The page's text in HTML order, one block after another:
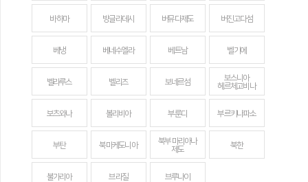
바하마 방글라데시 버뮤다제도 버진고다섬
베냉 베네수엘라 베트남 벨기에
벨라루스 벨리즈 보네르섬
보스니아
헤르체고비나
보츠와나 볼리비아 부룬디 부르키나파소
부탄 북마케도니아
북부 마리아나
제도
북한
불가리아 브라질 브루나이